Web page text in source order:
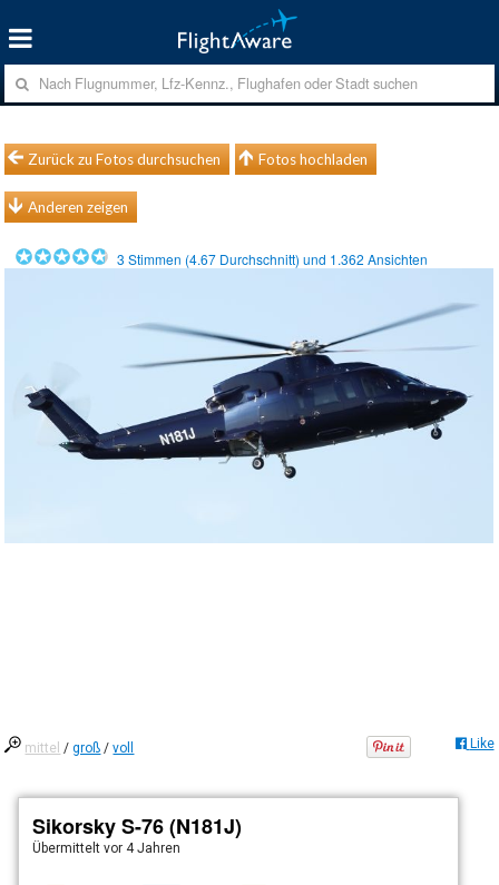
Zurück zu Fotos durchsuchen Fotos hochladen
Anderen zeigen
3 Stimmen (4.67 Durchschnitt) und 1.362 Ansichten
mittel /groß /voll Like
Sikorsky S-76 (N181J)
Übermitteltvor 4 Jahren